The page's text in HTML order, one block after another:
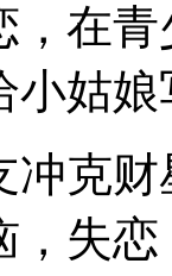
在青
小姑
克财
，失